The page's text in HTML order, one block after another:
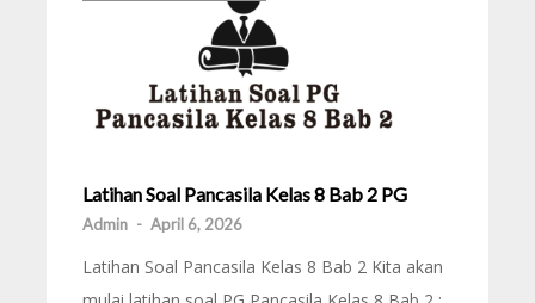
Latihan Soal Pancasila Kelas 8 Bab 2 PG
Admin - April 6, 2026
Latihan Soal Pancasila Kelas 8 Bab 2 Kita akan